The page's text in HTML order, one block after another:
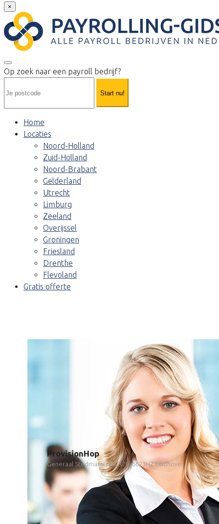
×
Op zoek naar een payroll bedrijf?
Start nu!
Home
Locaties
Noord-Holland
Zuid-Holland
Noord-Brabant
Gelderland
Utrecht
Limburg
Zeeland
Overijssel
Groningen
Friesland
Drenthe
Flevoland
Gratis offerte
ProvisionHop
Generaal Stedmanstraat 170, 5623HZ Eindhoven